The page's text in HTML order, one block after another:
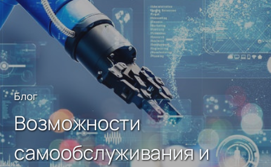
Блог
Возможности
самообслуживания и